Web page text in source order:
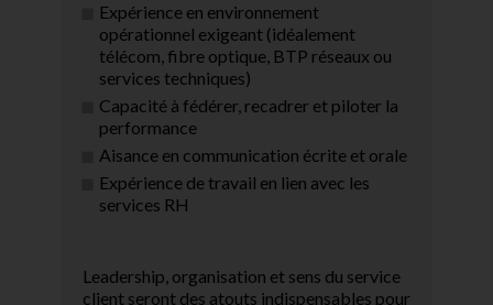
Expérience en environnement
opérationnel exigeant (idéalement
télécom, fibre optique, BTP réseaux ou
services techniques)
Capacité à fédérer, recadrer et piloter la
performance
Aisance en communication écrite et orale
Expérience de travail en lien avec les
services RH
Leadership, organisation et sens du service
client seront des atouts indispensables pour